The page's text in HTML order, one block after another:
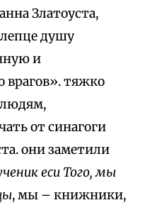
Златоуста,
душу
и
тяжко
от синагоги
они заметили
еси Того, мы
, мы – книжники,